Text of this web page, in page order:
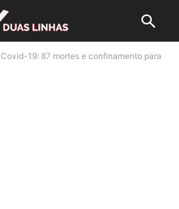
Covid-19: 87 mortes e confinamento para